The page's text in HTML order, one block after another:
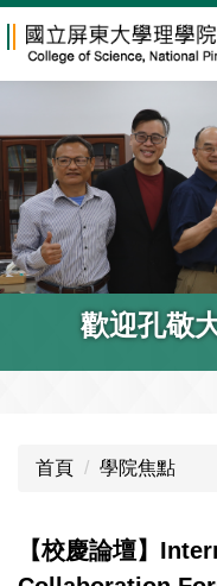
到
內
容
區
歡迎孔敬
首頁 學院焦點
【校慶論壇】